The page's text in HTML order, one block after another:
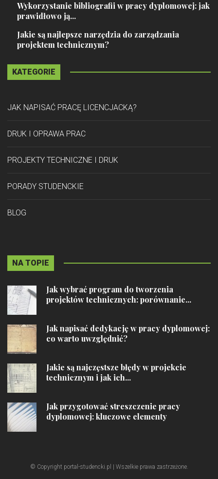
Wykorzystanie bibliografii w pracy dyplomowej: jak
prawidłowo ją...
Jakie są najlepsze narzędzia do zarządzania
projektem technicznym?
KATEGORIE
JAK NAPISAĆ PRACĘ LICENCJACKĄ?
DRUK I OPRAWA PRAC
PROJEKTY TECHNICZNE I DRUK
PORADY STUDENCKIE
BLOG
NA TOPIE
Jak wybrać program do tworzenia
projektów technicznych: porównanie...
Jak napisać dedykację w pracy dyplomowej:
co warto uwzględnić?
Jakie są najczęstsze błędy w projekcie
technicznym i jak ich...
Jak przygotować streszczenie pracy
dyplomowej: kluczowe elementy
© Copyright portal-studencki.pl | Wszelkie prawa zastrzeżone.